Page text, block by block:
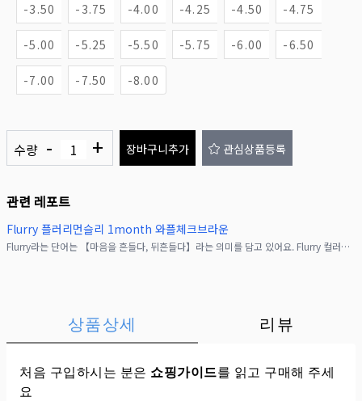
-3.50 -3.75 -4.00 -4.25 -4.50 -4.75
-5.00 -5.25 -5.50 -5.75 -6.00 -6.50
-7.00 -7.50 -8.00
수량 - + 장바구니추가 관심상품등록
관련 레포트
Flurry 플러리먼슬리 1month 와플체크브라운
Flurry라는 단어는 【마음을 흔들다, 뒤흔들다】라는 의미를 담고 있어요. Flurry 컬러렌즈는 착용한 순간 눈빛에 자연스러운 끌림을 더해 상대의 시선을 은근히 사로잡는 것을
상품상세 리뷰
처음 구입하시는 분은 쇼핑가이드를 읽고 구매해 주세
요